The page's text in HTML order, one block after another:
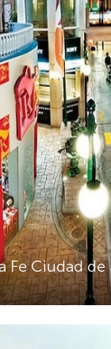
Fe Ciudad